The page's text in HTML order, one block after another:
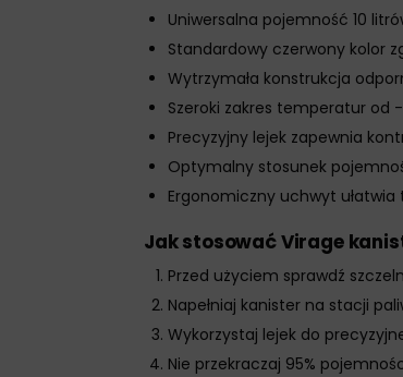
Uniwersalna pojemność 10
Standardowy czerwony kolor
Wytrzymała konstrukcja
Szeroki zakres temperatur od
Precyzyjny lejek zapewnia
Optymalny stosunek
Ergonomiczny uchwyt
Jak stosować Virage
Przed użyciem sprawdź
Napełniaj kanister na stacji
Wykorzystaj lejek do
Nie przekraczaj 95%